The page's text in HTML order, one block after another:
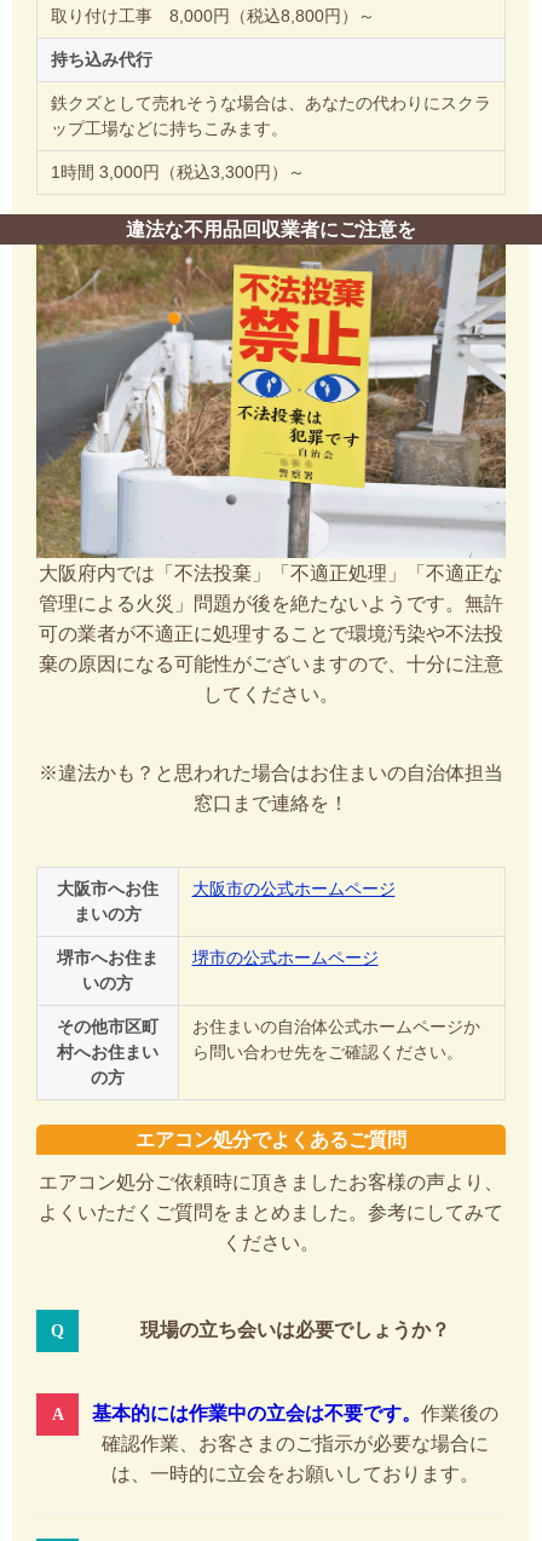
取り付け工事 8,000円（税込8,800円）～
持ち込み代行
鉄クズとして売れそうな場合は、あなたの代わりにスクラ
ップ工場などに持ちこみます。
1時間 3,000円（税込3,300円）～
違法な不用品回収業者にご注意を
大阪府内では「不法投棄」「不適正処理」「不適正な
管理による火災」問題が後を絶たないようです。無許
可の業者が不適正に処理することで環境汚染や不法投
棄の原因になる可能性がございますので、十分に注意
してください。
※違法かも？と思われた場合はお住まいの自治体担当
窓口まで連絡を！
大阪市へお住
まいの方
大阪市の公式ホームページ
堺市へお住ま
いの方
堺市の公式ホームページ
その他市区町
村へお住まい
の方
お住まいの自治体公式ホームページか
ら問い合わせ先をご確認ください。
エアコン処分でよくあるご質問
エアコン処分ご依頼時に頂きましたお客様の声より、
よくいただくご質問をまとめました。参考にしてみて
ください。
現場の立ち会いは必要でしょうか？
基本的には作業中の立会は不要です。 作業後の
確認作業、お客さまのご指示が必要な場合に
は、一時的に立会をお願いしております。